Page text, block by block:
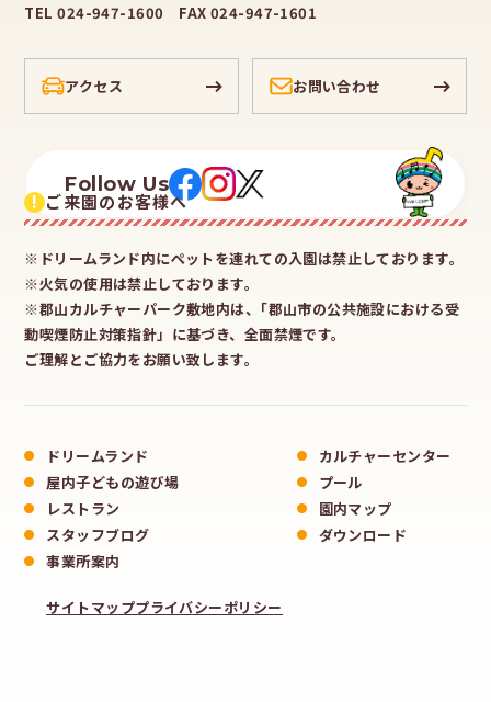
TEL 024-947-1600 FAX 024-947-1601
アクセス お問い合わせ
Follow Us
! ご来園のお客様へ
※ドリームランド内にペットを連れての入園は禁止しております。
※火気の使用は禁止しております。
※郡山カルチャーパーク敷地内は、｢郡山市の公共施設における受
動喫煙防止対策指針」に基づき、全面禁煙です。
ご理解とご協力をお願い致します。
ドリームランド
カルチャーセンター
屋内子どもの遊び場
プール
レストラン
園内マップ
スタッフブログ
ダウンロード
事業所案内
サイトマッププライバシーポリシー